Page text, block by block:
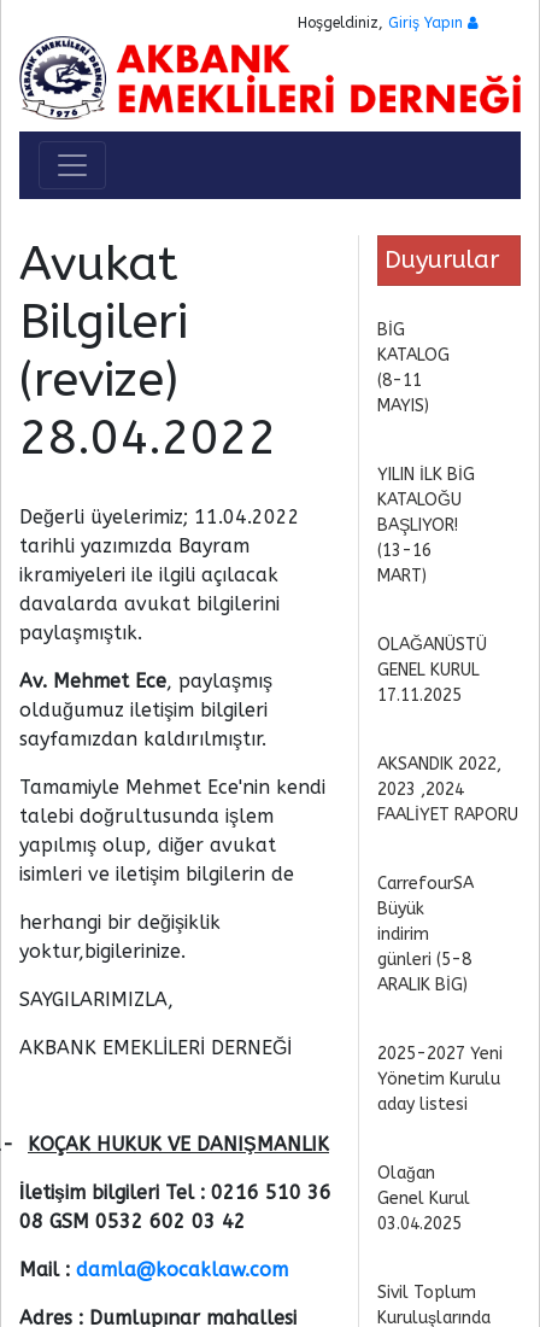
Hoşgeldiniz, Giriş Yapın
Toggle navigation
Avukat
Bilgileri
(revize)
28.04.2022
Değerli üyelerimiz; 11.04.2022
tarihli yazımızda Bayram
ikramiyeleri ile ilgili açılacak
davalarda avukat bilgilerini
paylaşmıştık.
Av. Mehmet Ece, paylaşmış
olduğumuz iletişim bilgileri
sayfamızdan kaldırılmıştır.
Tamamiyle Mehmet Ece'nin kendi
talebi doğrultusunda işlem
yapılmış olup, diğer avukat
isimleri ve iletişim bilgilerin de
herhangi bir değişiklik
yoktur,bigilerinize.
SAYGILARIMIZLA,
AKBANK EMEKLİLERİ DERNEĞİ
KOÇAK HUKUK VE DANIŞMANLIK
İletişim bilgileri Tel : 0216 510 36
08 GSM 0532 602 03 42
Mail : damla@kocaklaw.com
Adres : Dumlupınar mahallesi
Duyurular
BİG
KATALOG
(8-11
MAYIS)
YILIN İLK BİG
KATALOĞU
BAŞLIYOR!
(13-16
MART)
OLAĞANÜSTÜ
GENEL KURUL
17.11.2025
AKSANDIK 2022,
2023 ,2024
FAALİYET RAPORU
CarrefourSA
Büyük
indirim
günleri (5-8
ARALIK BİG)
2025-2027 Yeni
Yönetim Kurulu
aday listesi
Olağan
Genel Kurul
03.04.2025
Sivil Toplum
Kuruluşlarında